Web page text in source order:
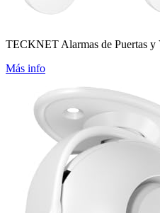
TECKNET Alarmas de Puertas y
Más info